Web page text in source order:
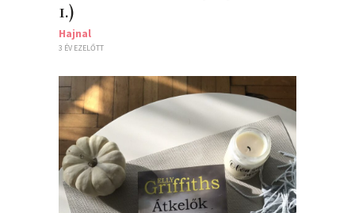
1.)
Hajnal
3 ÉV EZELŐTT